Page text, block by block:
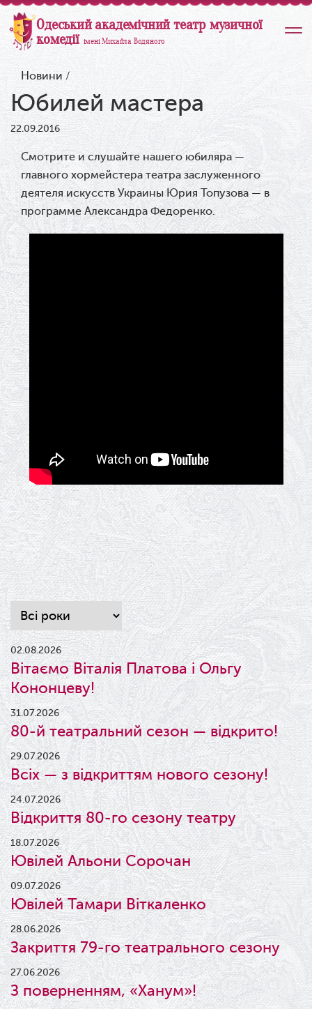
Одеський академічний театр музичної
комедії імені Михайла Водяного
Новини /
Юбилей мастера
22.09.2016
Смотрите и слушайте нашего юбиляра —
главного хормейстера театра заслуженного
деятеля искусств Украины Юрия Топузова — в
программе Александра Федоренко.
02.08.2026
Вітаємо Віталія Платова і Ольгу
Кононцеву!
31.07.2026
80-й театральний сезон — відкрито!
29.07.2026
Всіх — з відкриттям нового сезону!
24.07.2026
Відкриття 80-го сезону театру
18.07.2026
Ювілей Альони Сорочан
09.07.2026
Ювілей Тамари Віткаленко
28.06.2026
Закриття 79-го театрального сезону
27.06.2026
З поверненням, «Ханум»!